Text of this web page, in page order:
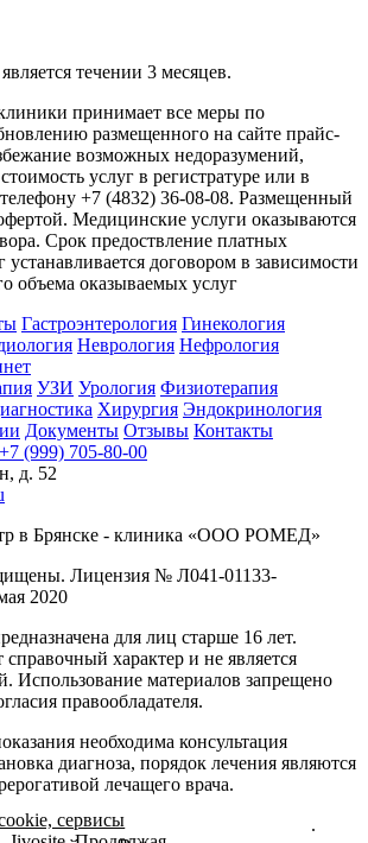
течении 3 месяцев.
принимает все меры по
размещенного на сайте прайс-
возможных недоразумений,
услуг в регистратуре или в
+7 (4832) 36-08-08. Размещенный
Медицинские услуги оказываются
Cрок предоствление платных
договором в зависимости
объема оказываемых услуг
Гастроэнтерология Гинекология
Неврология Нефрология
УЗИ Урология Физиотерапия
Хирургия Эндокринология
Документы Отзывы Контакты
+7 (999) 705-80-00
д. 52
в Брянске - клиника «ООО РОМЕД»
Лицензия № Л041-01133-
2020
для лиц старше 16 лет.
характер и не является
Использование материалов запрещено
правообладателя.
необходима консультация
диагноза, порядок лечения являются
лечащего врача.
сервисы Яндекс.Метрика, Jivosite .
сервисы